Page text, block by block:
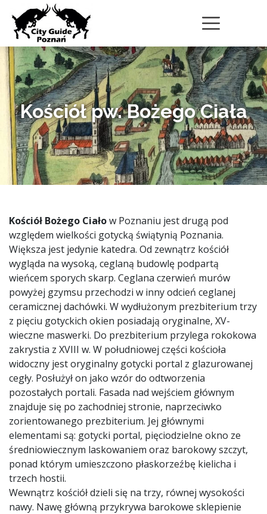
Kościół pw. Bożego Ciała
Kościół Bożego Ciałow Poznaniu jest drugą pod
względem wielkości gotycką świątynią Poznania.
Większa jest jedynie katedra. Od zewnątrz kościół
wygląda na wysoką, ceglaną budowlę podpartą
wieńcem sporych skarp. Ceglana czerwień murów
powyżej gzymsu przechodzi w inny odcień ceglanej
ceramicznej dachówki. W wydłużonym prezbiterium trzy
z pięciu gotyckich okien posiadają oryginalne, XV-
wieczne maswerki. Do prezbiterium przylega rokokowa
zakrystia z XVIII w. W południowej części kościoła
widoczny jest oryginalny gotycki portal z glazurowanej
cegły. Posłużył on jako wzór do odtworzenia
pozostałych portali. Fasada nad wejściem głównym
znajduje się po zachodniej stronie, naprzeciwko
zorientowanego prezbiterium. Jej głównymi
elementami są: gotycki portal, pięciodzielne okno ze
średniowiecznym laskowaniem oraz barokowy szczyt,
ponad którym umieszczono płaskorzeźbę kielicha i
trzech hostii.
Wewnątrz kościół dzieli się na trzy, równej wysokości
nawy. Nawę główną przykrywa barokowe sklepienie